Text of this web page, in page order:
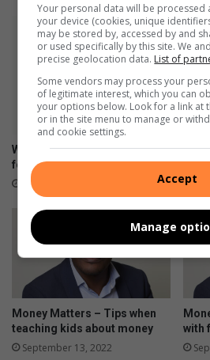
Why is only Fochville punished
for Merafong’s debt?
September 09, 2023
Money Matters – Tips when
teaching kids about money
September 13, 2022
with
Your personal data will be
your device (cookies, unique
may be stored by, accessed by and
or used specifically by this site. We
precise geolocation data. List of
Some vendors may process your
of legitimate interest, which you can
your options below. Look for a link at
or in the site menu to manage or
and cookie settings.
Accept
Manage